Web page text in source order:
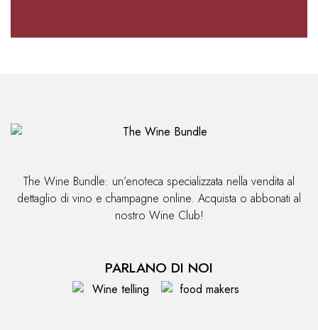
The Wine Bundle: un’enoteca specializzata nella vendita al
dettaglio di vino e champagne online. Acquista o abbonati al
nostro Wine Club!
PARLANO DI NOI